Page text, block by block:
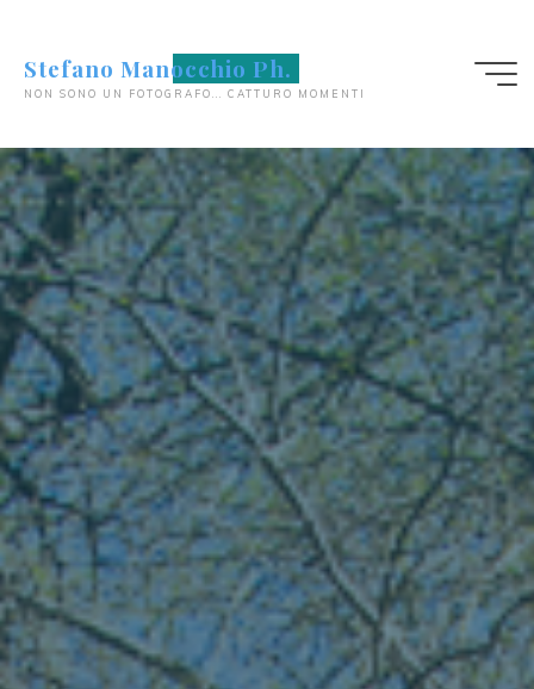
contenuto
Stefano Manocchio Ph.
NON SONO UN FOTOGRAFO... CATTURO MOMENTI